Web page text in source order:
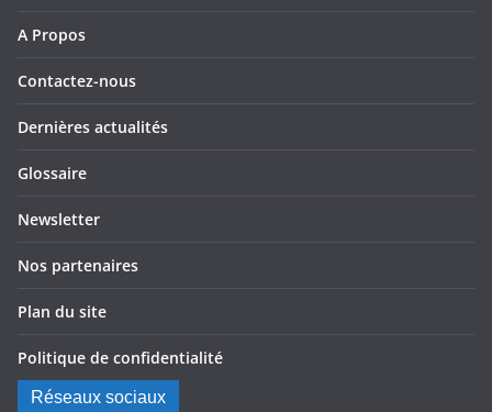
A Propos
Contactez-nous
Dernières actualités
Glossaire
Newsletter
Nos partenaires
Plan du site
Politique de confidentialité
Réseaux sociaux